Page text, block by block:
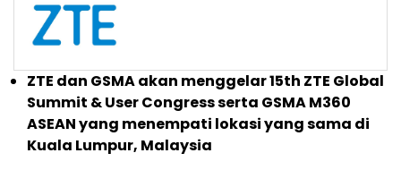
ZTE dan GSMA akan menggelar 15th ZTE Global
Summit & User Congress serta GSMA M360
ASEAN yang menempati lokasi yang sama di
Kuala Lumpur, Malaysia